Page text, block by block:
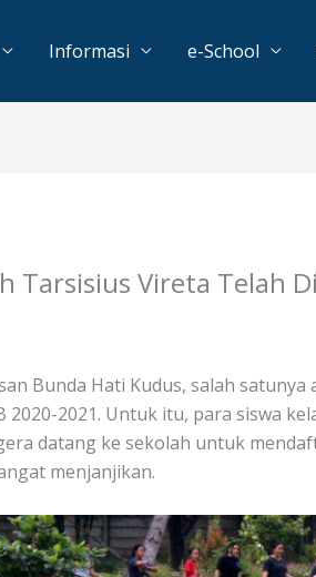
Informasi e-School
Tarsisius Vireta Telah
Bunda Hati Kudus, salah satunya
2021. Untuk itu, para siswa
datang ke sekolah untuk
menjanjikan.